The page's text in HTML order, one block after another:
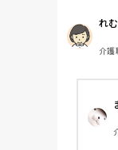
で協力
施設とし
いでしょ
で、や
案があ
れむ
介
害者